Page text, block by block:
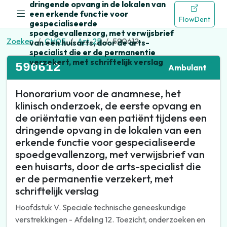
dringende opvang in de lokalen van
een erkende functie voor
gespecialiseerde
spoedgevallenzorg, met verwijsbrief
van een huisarts, door de arts-
specialist die er de permanentie
verzekert, met schriftelijk verslag
FlowDent
Zoeken CH05 Art. 25 590612
590612 Ambulant
Honorarium voor de anamnese, het
klinisch onderzoek, de eerste opvang en
de oriëntatie van een patiënt tijdens een
dringende opvang in de lokalen van een
erkende functie voor gespecialiseerde
spoedgevallenzorg, met verwijsbrief van
een huisarts, door de arts-specialist die
er de permanentie verzekert, met
schriftelijk verslag
Hoofdstuk V. Speciale technische geneeskundige
verstrekkingen - Afdeling 12. Toezicht, onderzoeken en